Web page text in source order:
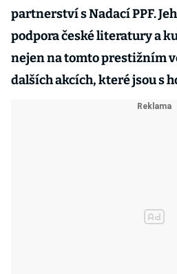
partnerství s Nadací PPF.
podpora české literatury a
nejen na tomto prestižním
dalších akcích, které jsou s